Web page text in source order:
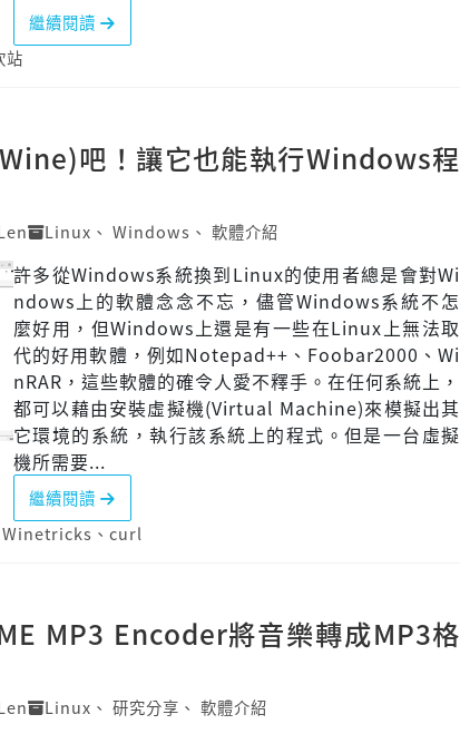
繼續閱讀
站
吧！讓它也能執行Windows程
Linux 、 Windows 、 軟體介紹
許多從Windows系統換到Linux的使用者總是會對Wi
ndows上的軟體念念不忘，儘管Windows系統不怎
麼好用，但Windows上還是有一些在Linux上無法取
代的好用軟體，例如Notepad++、Foobar2000、Wi
nRAR，這些軟體的確令人愛不釋手。在任何系統上，
都可以藉由安裝虛擬機(Virtual Machine)來模擬出其
它環境的系統，執行該系統上的程式。但是一台虛擬
機所需要...
繼續閱讀
Winetricks 、 curl
MP3 Encoder將音樂轉成MP3格
Linux 、 研究分享 、 軟體介紹